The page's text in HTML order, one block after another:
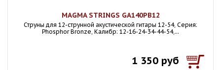
MAGMA STRINGS GA140PB12
Струны для 12-струнной акустической гитары 12-54, Серия:
Phosphor Bronze, Калибр: 12-16-24-34-44-54,...
1 350 руб